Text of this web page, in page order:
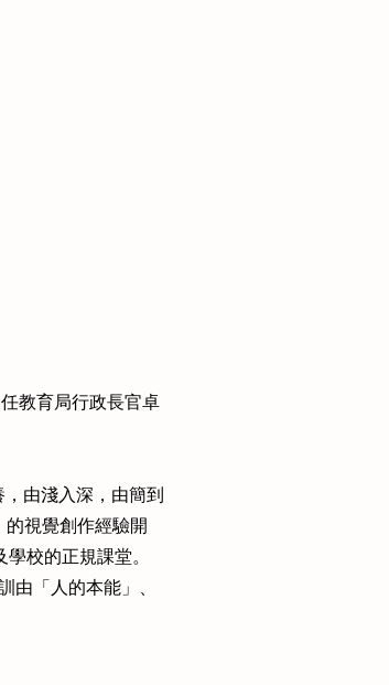
教育局行政長官卓
由淺入深，由簡到
視覺創作經驗開
校的正規課堂。
由「人的本能」、